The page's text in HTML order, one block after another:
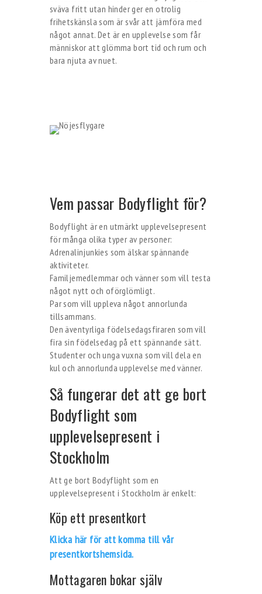
sväva fritt utan hinder ger en otrolig
frihetskänsla som är svår att jämföra med
något annat. Det är en upplevelse som får
människor att glömma bort tid och rum och
bara njuta av nuet.
Vem passar Bodyflight för?
Bodyflight är en utmärkt upplevelsepresent
för många olika typer av personer:
Adrenalinjunkies som älskar spännande
aktiviteter.
Familjemedlemmar och vänner som vill testa
något nytt och oförglömligt.
Par som vill uppleva något annorlunda
tillsammans.
Den äventyrliga födelsedagsfiraren som vill
fira sin födelsedag på ett spännande sätt.
Studenter och unga vuxna som vill dela en
kul och annorlunda upplevelse med vänner.
Så fungerar det att ge bort
Bodyflight som
upplevelsepresent i
Stockholm
Att ge bort Bodyflight som en
upplevelsepresent i Stockholm är enkelt:
Köp ett presentkort
Klicka här för att komma till vår
presentkortshemsida.
Mottagaren bokar själv